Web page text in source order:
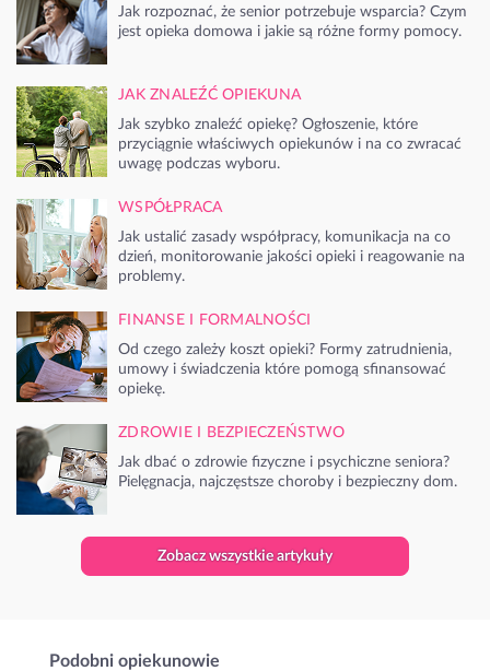
Jak rozpoznać, że senior potrzebuje wsparcia? Czym
jest opieka domowa i jakie są różne formy pomocy.
JAK ZNALEŹĆ OPIEKUNA
Jak szybko znaleźć opiekę? Ogłoszenie, które
przyciągnie właściwych opiekunów i na co zwracać
uwagę podczas wyboru.
WSPÓŁPRACA
Jak ustalić zasady współpracy, komunikacja na co
dzień, monitorowanie jakości opieki i reagowanie na
problemy.
FINANSE I FORMALNOŚCI
Od czego zależy koszt opieki? Formy zatrudnienia,
umowy i świadczenia które pomogą sfinansować
opiekę.
ZDROWIE I BEZPIECZEŃSTWO
Jak dbać o zdrowie fizyczne i psychiczne seniora?
Pielęgnacja, najczęstsze choroby i bezpieczny dom.
Zobacz wszystkie artykuły
Podobni opiekunowie